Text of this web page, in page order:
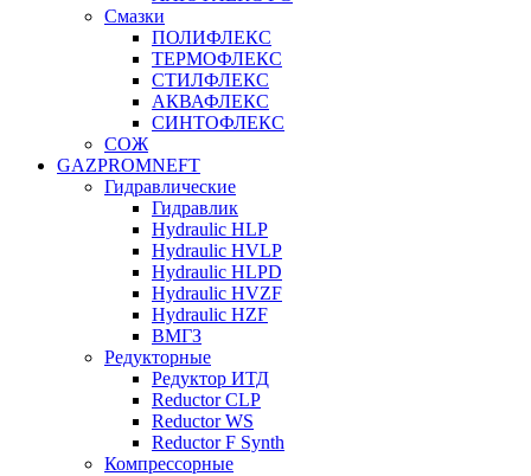
Смазки
ПОЛИФЛЕКС
ТЕРМОФЛЕКС
СТИЛФЛЕКС
АКВАФЛЕКС
СИНТОФЛЕКС
СОЖ
GAZPROMNEFT
Гидравлические
Гидравлик
Hydraulic HLP
Hydraulic HVLP
Hydraulic HLPD
Hydraulic HVZF
Hydraulic HZF
ВМГЗ
Редукторные
Редуктор ИТД
Reductor CLP
Reductor WS
Reductor F Synth
Компрессорные